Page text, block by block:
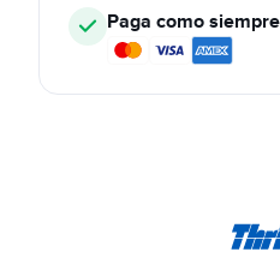
Paga como